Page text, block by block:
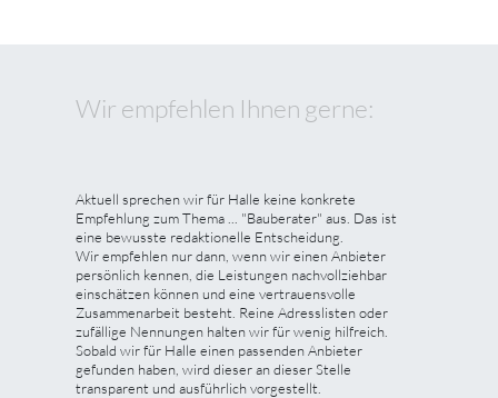
Wir empfehlen Ihnen gerne:
Aktuell sprechen wir für Halle keine konkrete
Empfehlung zum Thema ... "Bauberater" aus. Das ist
eine bewusste redaktionelle Entscheidung.
Wir empfehlen nur dann, wenn wir einen Anbieter
persönlich kennen, die Leistungen nachvollziehbar
einschätzen können und eine vertrauensvolle
Zusammenarbeit besteht. Reine Adresslisten oder
zufällige Nennungen halten wir für wenig hilfreich.
Sobald wir für Halle einen passenden Anbieter
gefunden haben, wird dieser an dieser Stelle
transparent und ausführlich vorgestellt.